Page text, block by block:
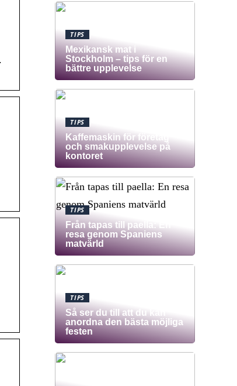
TIPS
Mexikansk mat i
Stockholm – tips för en
bättre upplevelse
TIPS
Kaffemaskin för företag
och smakupplevelse på
kontoret
TIPS
Från tapas till paella: En
resa genom Spaniens
matvärld
TIPS
Så ser du till att du kan
anordna den bästa möjliga
festen